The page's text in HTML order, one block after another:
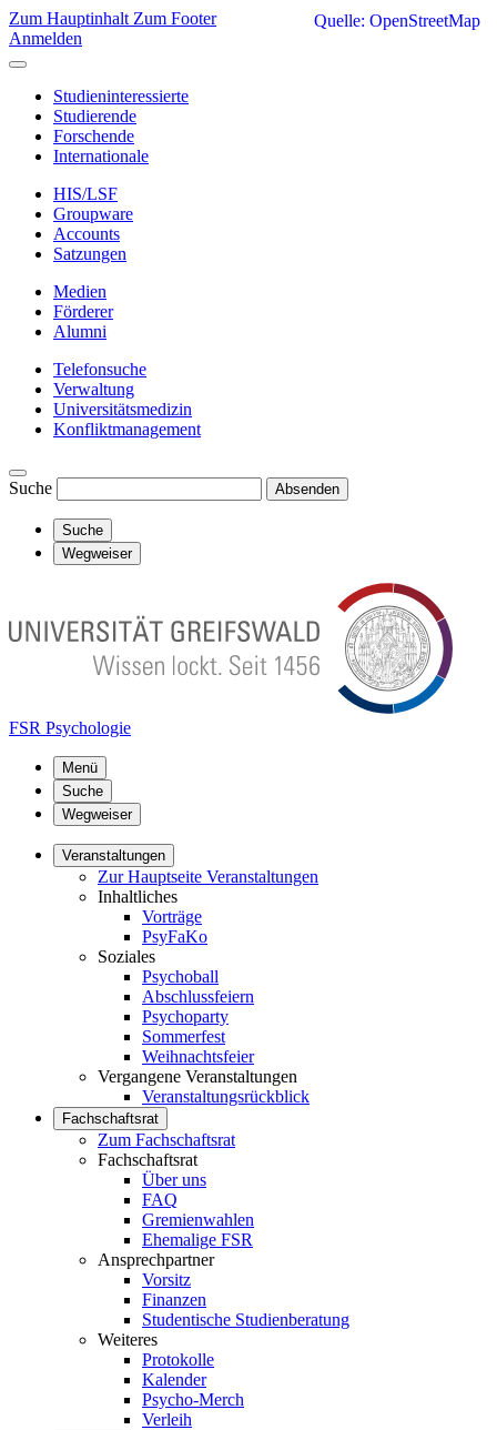
Zum Hauptinhalt Zum Footer
Anmelden
Studieninteressierte
Studierende
Forschende
Internationale
HIS/LSF
Groupware
Accounts
Satzungen
Medien
Förderer
Alumni
Telefonsuche
Verwaltung
Universitätsmedizin
Konfliktmanagement
Suche Absenden
Suche
Wegweiser
FSR Psychologie
Menü
Suche
Wegweiser
Veranstaltungen
Zur Hauptseite Veranstaltungen
Inhaltliches
Vorträge
PsyFaKo
Soziales
Psychoball
Abschlussfeiern
Psychoparty
Sommerfest
Weihnachtsfeier
Vergangene Veranstaltungen
Veranstaltungsrückblick
Fachschaftsrat
Zum Fachschaftsrat
Fachschaftsrat
Über uns
FAQ
Gremienwahlen
Ehemalige FSR
Ansprechpartner
Vorsitz
Finanzen
Studentische Studienberatung
Weiteres
Protokolle
Kalender
Psycho-Merch
Verleih
Quelle: OpenStreetMap